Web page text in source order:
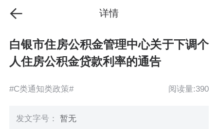
详情
白银市住房公积金管理中心关于下调个
人住房公积金贷款利率的通告
#C类通知类政策# 阅读量:390
发文字号：暂无